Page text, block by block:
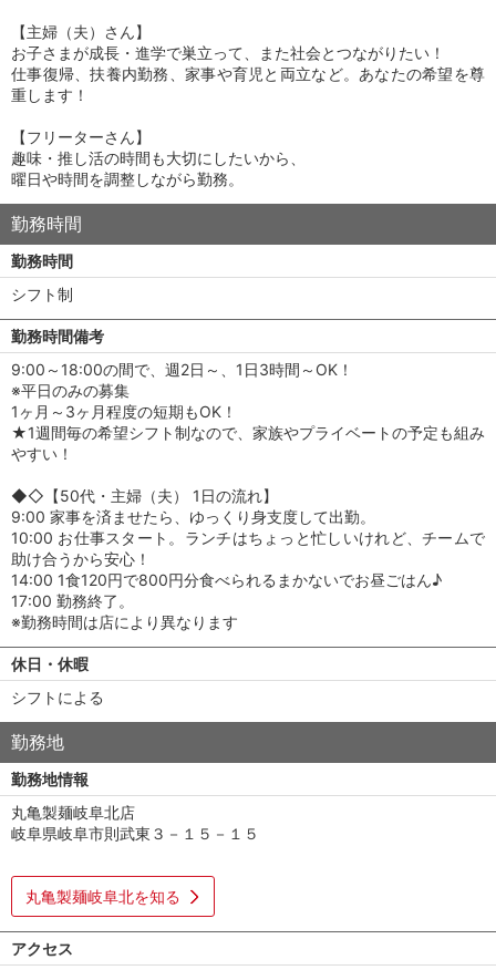
【主婦（夫）さん】
お子さまが成長・進学で巣立って、また社会とつながりたい！
仕事復帰、扶養内勤務、家事や育児と両立など。あなたの希望を尊
重します！
【フリーターさん】
趣味・推し活の時間も大切にしたいから、
曜日や時間を調整しながら勤務。
勤務時間
勤務時間
シフト制
勤務時間備考
9:00～18:00の間で、週2日～、1日3時間～OK！
※平日のみの募集
1ヶ月～3ヶ月程度の短期もOK！
★1週間毎の希望シフト制なので、家族やプライベートの予定も組み
やすい！
◆◇【50代・主婦（夫） 1日の流れ】
9:00 家事を済ませたら、ゆっくり身支度して出勤。
10:00 お仕事スタート。ランチはちょっと忙しいけれど、チームで
助け合うから安心！
14:00 1食120円で800円分食べられるまかないでお昼ごはん♪
17:00 勤務終了。
※勤務時間は店により異なります
休日・休暇
シフトによる
勤務地
勤務地情報
丸亀製麺岐阜北店
岐阜県岐阜市則武東３－１５－１５
丸亀製麺岐阜北を知る
アクセス